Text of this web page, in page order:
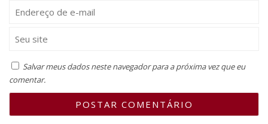
Salvar meus dados neste navegador para a próxima vez que eu
comentar.